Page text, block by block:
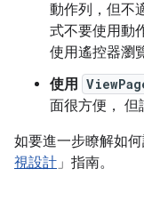
動作列，但不
式不要使用動
使用遙控器瀏
使用
面很方便， 但
如要進一步瞭解如
視設計」指南。